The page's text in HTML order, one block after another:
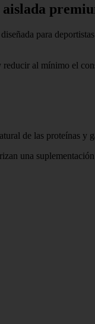
para
reducir al mínimo el
de las proteínas y
una